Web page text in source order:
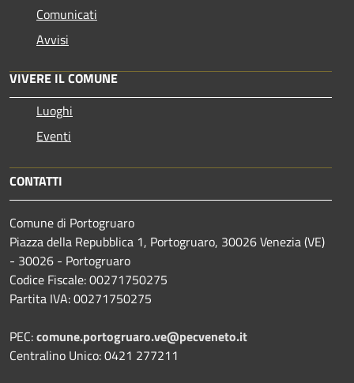
Comunicati
Avvisi
VIVERE IL COMUNE
Luoghi
Eventi
CONTATTI
Comune di Portogruaro
Piazza della Repubblica 1, Portogruaro, 30026 Venezia (VE)
- 30026 - Portogruaro
Codice Fiscale: 00271750275
Partita IVA: 00271750275
PEC:comune.portogruaro.ve@pecveneto.it
Centralino Unico: 0421 277211